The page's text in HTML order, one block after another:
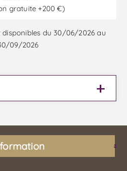
gratuite +200 €)
du 30/06/2026 au
09/2026